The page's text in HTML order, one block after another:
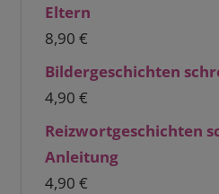
Eltern
8,90 €
Bildergeschichten
4,90 €
Reizwortgeschichten
Anleitung
4,90 €